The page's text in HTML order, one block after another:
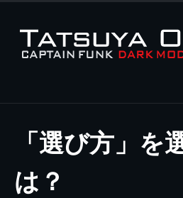
「選び方」を
は？